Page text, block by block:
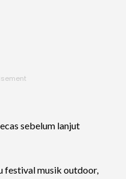
sebelum lanjut
festival musik outdoor,